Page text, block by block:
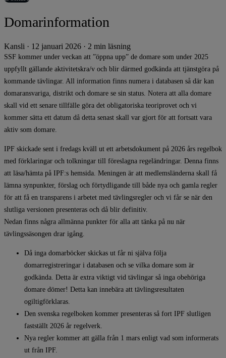
Domarinformation
Kansli · 12 januari 2026 · 2 min läsning
SSF kommer under veckan att ”öppna upp” de domare som under 2025
uppfyllt gällande aktivitetskra/v och blir därmed godkända att tjänstgöra på
kommande tävlingar. All information finns numera i databasen så där kan
domaransvariga, distrikt och domare se sin status. Notera att alla domare
skall vid ett senare tillfälle göra det obligatoriska teoriprovet och vi
kommer sätta ett datum då detta senast skall var gjort för att fortsatt vara
aktiv som domare.
IPF skickade sent i fredags kväll ut ett arbetsdokument på 2026 års regelbok
med förklaringar och tolkningar till föreslagna regeländringar. Denna finns
att läsa/hämta på IPF:s hemsida. Meningen är att medlemsländerna skall få
lämna synpunkter, förslag och förtydligande till både nya och gamla regler
för att få en transparens i arbetet med tävlingsregler och vi får se när den
slutliga versionen presenteras och då blir definitiv.
Nedan finns några allmänna punkter för alla att tänka på nu när
tävlingssäsongen drar igång.
Då inga domarböcker skickas ut får ni själva följa
domarregistreringar i databasen och se vilka domare som är
godkända. Detta är extra viktigt vid tävlingar så inga obehöriga
domare dömer! Detta kan innebära att tävlingsresultaten
ogiltigförklaras.
Den svenska regelboken kommer presenteras så fort IPF slutligen
fastställt 2026 år regelverk.
Nya regler kommer att gälla från 1 mars enligt vad som informerats
ut från IPF.